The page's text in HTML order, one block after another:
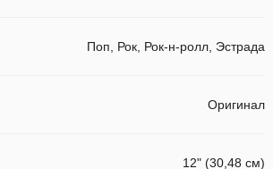
Поп, Рок, Рок-н-ролл, Эстрада
Оригинал
12" (30,48 см)